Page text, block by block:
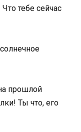
тебе сейчас
прошлой
Ты что, его